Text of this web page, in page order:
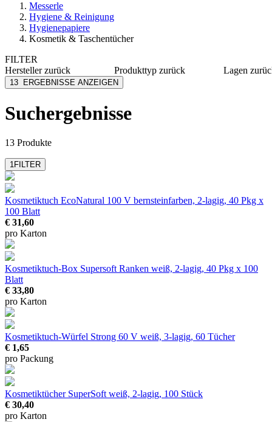
Messerle
Hygiene & Reinigung
Hygienepapiere
Kosmetik & Taschentücher
FILTER
Herstellerzurück
Fripa
M Paper
MESSERLE
mehr anzeigen
Produkttyp zurück
Lagen
13 ERGEBNISSE ANZEIGEN
Suchergebnisse
13 Produkte
1FILTER
Kosmetiktuch EcoNatural 100 V bernsteinfarben, 2-lagig, 40 Pkg x
100 Blatt
€ 31,60
pro Karton
Kosmetiktuch-Box Supersoft Ranken weiß, 2-lagig, 40 Pkg x 100
Blatt
€ 33,80
pro Karton
Kosmetiktuch-Würfel Strong 60 V weiß, 3-lagig, 60 Tücher
€ 1,65
pro Packung
Kosmetiktücher SuperSoft weiß, 2-lagig, 100 Stück
€ 30,40
pro Karton